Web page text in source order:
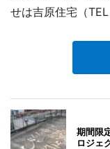
せは吉原住宅（TEL
期間限
ロジェ